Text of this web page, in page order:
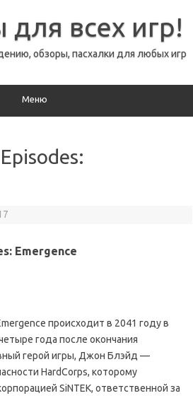
для всех игр!
обзоры, пасхалки для любых игр
Меню
Emergence
происходит в 2041 году в
года после окончания
герой игры, Джон Блэйд —
HardCorps, которому
SiNTEK, ответственной за